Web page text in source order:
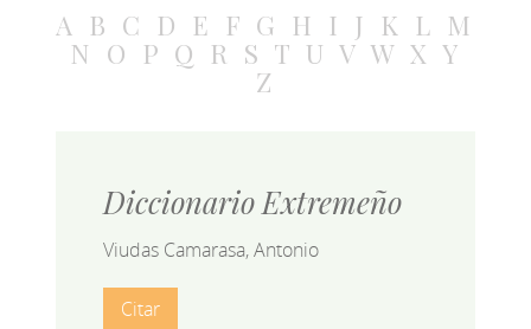
A B C D E F G H I J K L M
N O P Q R S T U V W X Y
Z
Diccionario Extremeño
Viudas Camarasa, Antonio
Citar